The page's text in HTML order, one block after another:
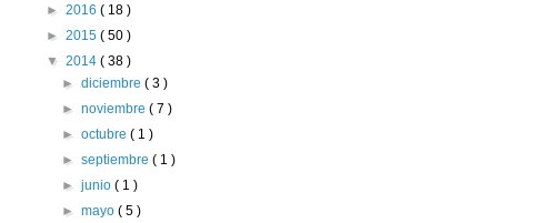
► 2016 ( 18 )
► 2015 ( 50 )
▼ 2014 ( 38 )
►diciembre( 3 )
►noviembre( 7 )
►octubre( 1 )
►septiembre( 1 )
►junio( 1 )
►mayo( 5 )